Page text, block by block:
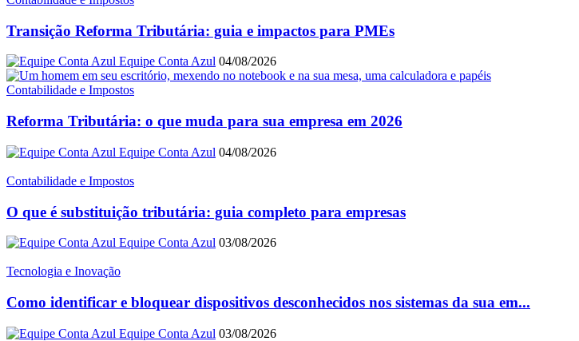
Transição Reforma Tributária: guia e impactos para PMEs
Equipe Conta Azul 04/08/2026
Contabilidade e Impostos
Reforma Tributária: o que muda para sua empresa em 2026
Equipe Conta Azul 04/08/2026
Contabilidade e Impostos
O que é substituição tributária: guia completo para empresas
Equipe Conta Azul 03/08/2026
Tecnologia e Inovação
Como identificar e bloquear dispositivos desconhecidos nos sistemas da sua em...
Equipe Conta Azul 03/08/2026